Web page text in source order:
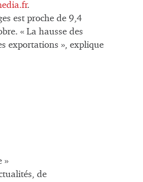
.
est proche de 9,4
« La hausse des
exportations », explique
»
de